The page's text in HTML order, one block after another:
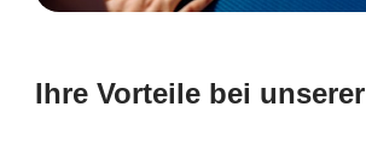
Ihre Vorteile bei unserer